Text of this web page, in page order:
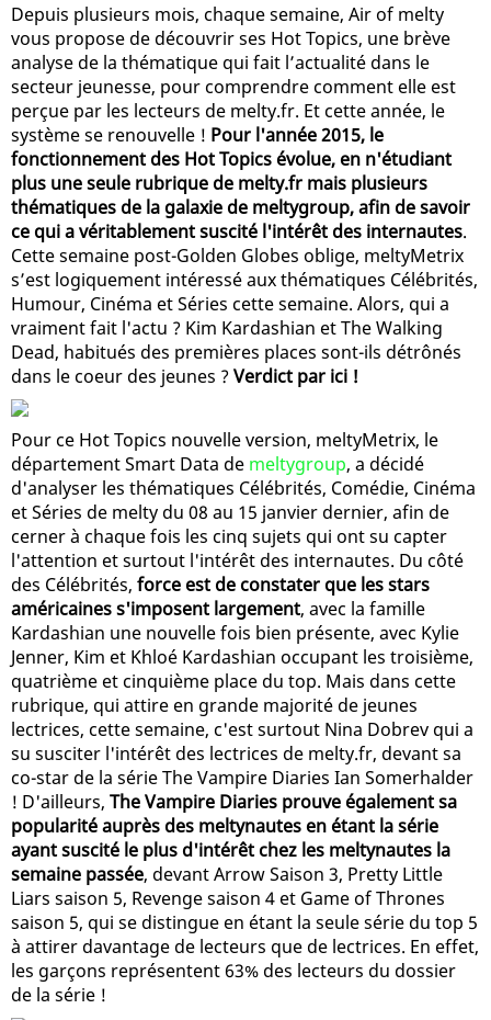
Depuis plusieurs mois, chaque semaine, Air of melty
vous propose de découvrir ses Hot Topics, une brève
analyse de la thématique qui fait l’actualité dans le
secteur jeunesse, pour comprendre comment elle est
perçue par les lecteurs de melty.fr. Et cette année, le
système se renouvelle ! Pour l'année 2015, le
fonctionnement des Hot Topics évolue, en n'étudiant
plus une seule rubrique de melty.fr mais plusieurs
thématiques de la galaxie de meltygroup, afin de savoir
ce qui a véritablement suscité l'intérêt des internautes.
Cette semaine post-Golden Globes oblige, meltyMetrix
s’est logiquement intéressé aux thématiques Célébrités,
Humour, Cinéma et Séries cette semaine. Alors, qui a
vraiment fait l'actu ? Kim Kardashian et The Walking
Dead, habitués des premières places sont-ils détrônés
dans le coeur des jeunes ?Verdict par ici !
Pour ce Hot Topics nouvelle version, meltyMetrix, le
département Smart Data de meltygroup, a décidé
d'analyser les thématiques Célébrités, Comédie, Cinéma
et Séries de melty du 08 au 15 janvier dernier, afin de
cerner à chaque fois les cinq sujets qui ont su capter
l'attention et surtout l'intérêt des internautes. Du côté
des Célébrités, force est de constater que les stars
américaines s'imposent largement, avec la famille
Kardashian une nouvelle fois bien présente, avec Kylie
Jenner, Kim et Khloé Kardashian occupant les troisième,
quatrième et cinquième place du top. Mais dans cette
rubrique, qui attire en grande majorité de jeunes
lectrices, cette semaine, c'est surtout Nina Dobrev qui a
su susciter l'intérêt des lectrices de melty.fr, devant sa
co-star de la série The Vampire Diaries Ian Somerhalder
! D'ailleurs, The Vampire Diaries prouve également sa
popularité auprès des meltynautes en étant la série
ayant suscité le plus d'intérêt chez les meltynautes la
semaine passée, devant Arrow Saison 3, Pretty Little
Liars saison 5, Revenge saison 4 et Game of Thrones
saison 5, qui se distingue en étant la seule série du top 5
à attirer davantage de lecteurs que de lectrices. En effet,
les garçons représentent 63% des lecteurs du dossier
de la série !